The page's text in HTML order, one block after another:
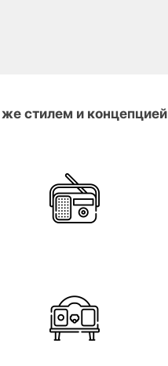
стилем и концепцией